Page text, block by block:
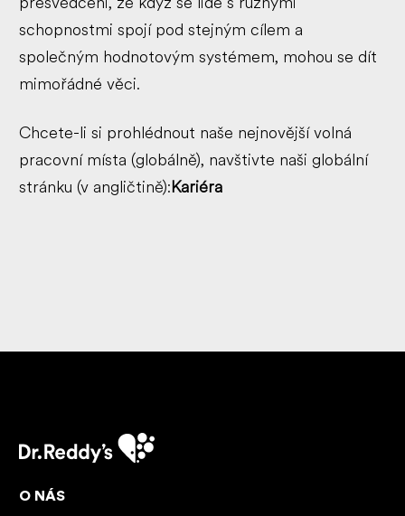
přesvědčeni, že když se lidé s různými
schopnostmi spojí pod stejným cílem a
společným hodnotovým systémem, mohou se dít
mimořádné věci.
Chcete-li si prohlédnout naše nejnovější volná
pracovní místa (globálně), navštivte naši globální
stránku (v angličtině):Kariéra
O NÁS